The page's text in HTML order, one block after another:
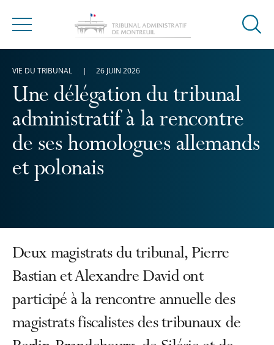
Menu
Ouvrir
Une délégation du tribunal
administratif à la rencontre
de ses homologues allemands
et polonais
VIE DU TRIBUNAL 26 JUIN 2026
Deux magistrats du tribunal, Pierre
Bastian et Alexandre David ont
participé à la rencontre annuelle des
magistrats fiscalistes des tribunaux de